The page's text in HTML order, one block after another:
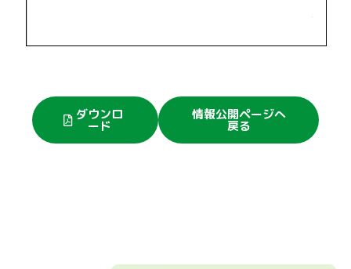
ダウンロ
ード
情報公開ページへ
戻る